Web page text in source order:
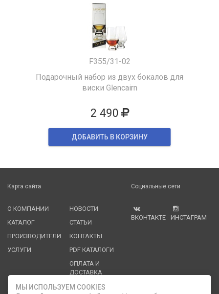
F355/31-02
Подарочный набор из двух бокалов для
виски Glencairn
2 490
ДОБАВИТЬ В КОРЗИНУ
Карта сайта
О КОМПАНИИ
КАТАЛОГ
ПРОИЗВОДИТЕЛИ
УСЛУГИ
НОВОСТИ
СТАТЬИ
КОНТАКТЫ
PDF КАТАЛОГИ
ОПЛАТА И
ДОСТАВКА
Социальные сети
ВКОНТАКТЕ ИНСТАГРАМ
Служба клиентской поддержки
МЫ ИСПОЛЬЗУЕМ COOKIES